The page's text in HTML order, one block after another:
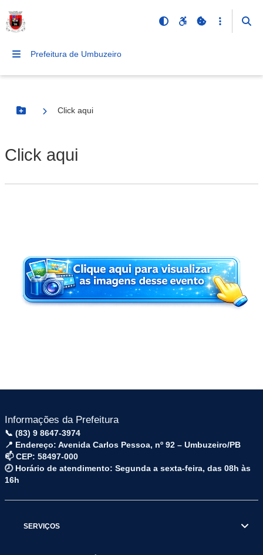
Prefeitura de Umbuzeiro
Botão Menu
Click aqui
Click aqui
Informações da Prefeitura
📞 (83) 9 8647-3974
📍 Endereço: Avenida Carlos Pessoa, nº 92 – Umbuzeiro/PB
📫 CEP: 58497-000
🕗 Horário de atendimento: Segunda a sexta-feira, das 08h às
16h
SERVIÇOS